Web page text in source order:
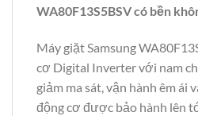
WA80F13S5BSV có bền
Máy giặt Samsung
cơ Digital Inverter với nam
giảm ma sát, vận hành êm ái
động cơ được bảo hành lên